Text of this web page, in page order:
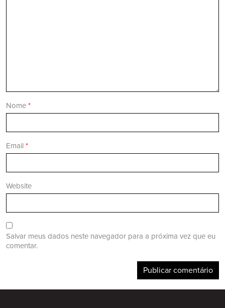
Nome *
Email *
Website
Salvar meus dados neste navegador para a próxima vez que eu
comentar.